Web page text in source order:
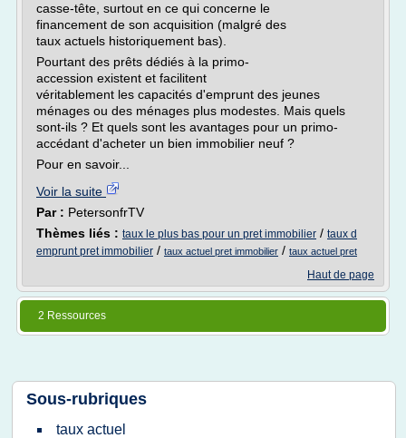
casse-tête, surtout en ce qui concerne le
financement de son acquisition (malgré des
taux actuels historiquement bas).
Pourtant des prêts dédiés à la primo-
accession existent et facilitent
véritablement les capacités d'emprunt des jeunes
ménages ou des ménages plus modestes. Mais quels
sont-ils ? Et quels sont les avantages pour un primo-
accédant d'acheter un bien immobilier neuf ?
Pour en savoir...
Voir la suite
Par : PetersonfrTV
Thèmes liés : taux le plus bas pour un pret immobilier / taux d
emprunt pret immobilier / taux actuel pret immobilier / taux actuel pret
Haut de page
2 Ressources
Sous-rubriques
taux actuel